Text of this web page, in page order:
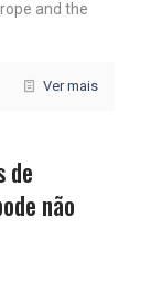
and the
Ver mais
de
não